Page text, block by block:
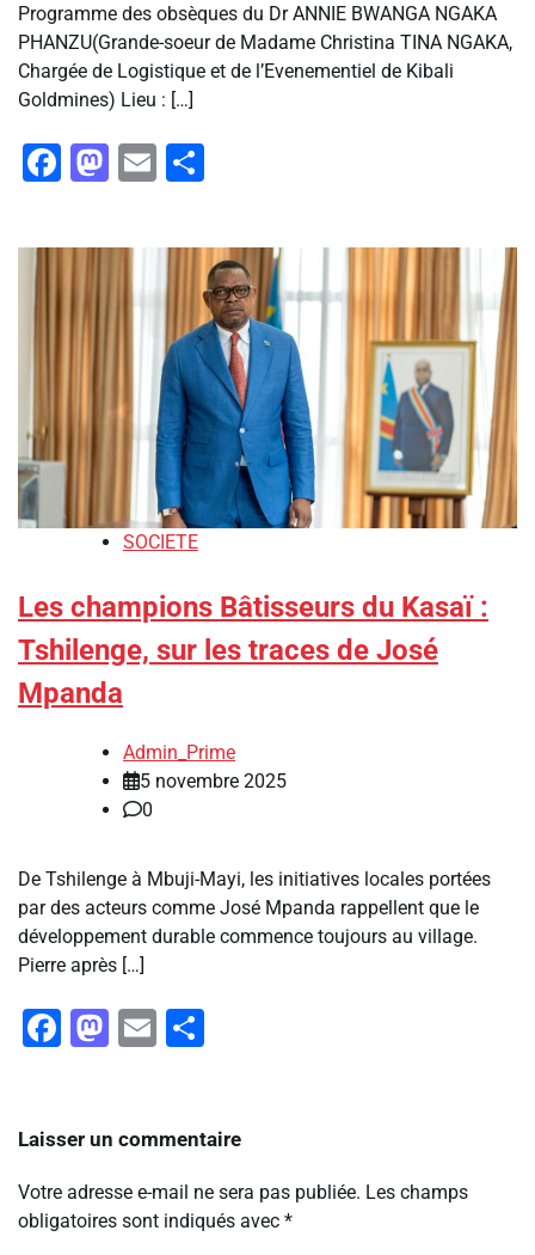
Programme des obsèques du Dr ANNIE BWANGA NGAKA
PHANZU‎(Grande-soeur de Madame Christina TINA NGAKA,
Chargée de Logistique et de l’Evenementiel de Kibali
Goldmines)‎‎ ‎Lieu : […]
Facebook
Mastodon
Email
SOCIETE
Les champions Bâtisseurs du Kasaï :
Tshilenge, sur les traces de José
Mpanda
Admin_Prime
5 novembre 2025
0
De Tshilenge à Mbuji-Mayi, les initiatives locales portées
par des acteurs comme José Mpanda rappellent que le
développement durable commence toujours au village.
Pierre après […]
Facebook
Mastodon
Email
Laisser un commentaire
Votre adresse e-mail ne sera pas publiée. Les champs
obligatoires sont indiqués avec *